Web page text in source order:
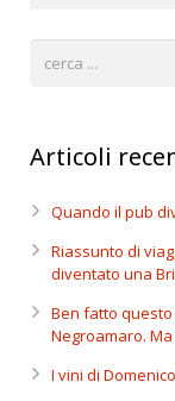
Articoli
Quando il pub
Riassunto di
diventato una
Ben fatto
Negroamaro.
I vini di